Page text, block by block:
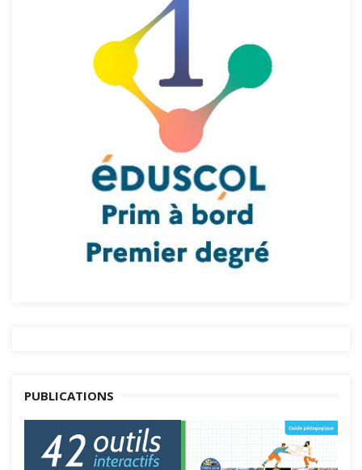
PUBLICATIONS